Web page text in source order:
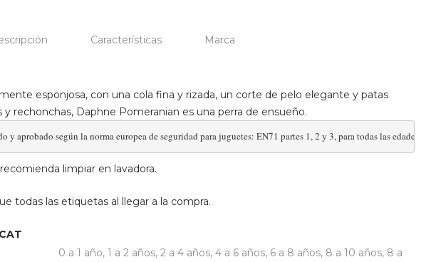
Características Marca
esponjosa, con una cola fina y rizada, un corte de pelo elegante y patas
y rechonchas, Daphne Pomeranian es una perra de ensueño.
y aprobado según la norma europea de seguridad para juguetes: EN71 partes 1, 2 y 3, para todas las edades.
limpiar en lavadora.
todas las etiquetas al llegar a la compra.
0 a 1 año, 1 a 2 años, 2 a 4 años, 4 a 6 años, 6 a 8 años, 8 a 10 años, 8 a